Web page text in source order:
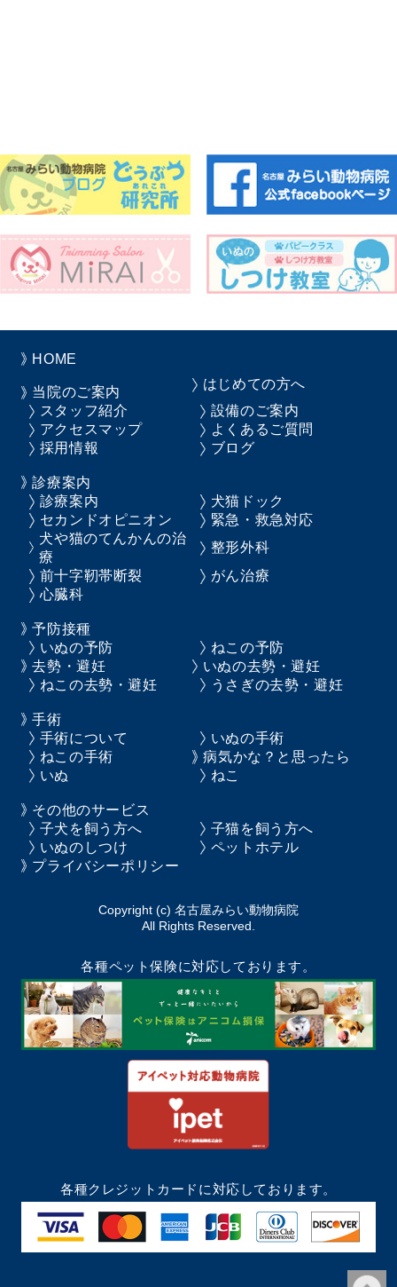
HOME
当院のご案内
はじめての方へ
スタッフ紹介
設備のご案内
アクセスマップ
よくあるご質問
採用情報
ブログ
診療案内
診療案内
犬猫ドック
セカンドオピニオン
緊急・救急対応
犬や猫のてんかんの治
療
整形外科
前十字靭帯断裂
がん治療
心臓科
予防接種
いぬの予防
ねこの予防
去勢・避妊
いぬの去勢・避妊
ねこの去勢・避妊
うさぎの去勢・避妊
手術
手術について
いぬの手術
ねこの手術
病気かな？と思ったら
いぬ
ねこ
その他のサービス
子犬を飼う方へ
子猫を飼う方へ
いぬのしつけ
ペットホテル
プライバシーポリシー
Copyright (c) 名古屋みらい動物病院
All Rights Reserved.
各種ペット保険に対応しております。
各種クレジットカードに対応しております。